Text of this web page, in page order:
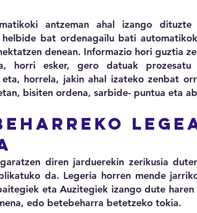
antzeman ahal izango
helbide bat ordenagailu bati
denean. Informazio hori guztia
horri esker, gero datuak
horrela, jakin ahal izateko zenbat
bisiten ordena, sarbide- puntua eta
diren jarduerekin zerikusia
da. Legeria horren mende
eta Auzitegiek izango dute
edo betebeharra betetzeko tokia.